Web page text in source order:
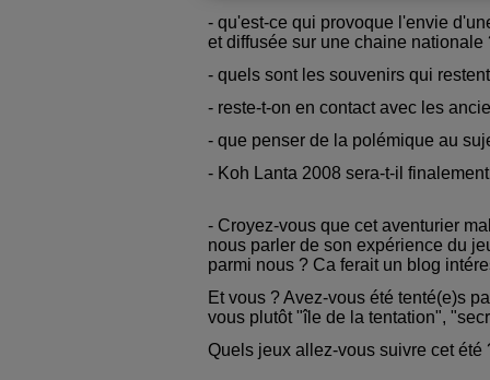
- qu'est-ce qui provoque l'envie
et diffusée sur une chaine nationale
- quels sont les souvenirs qui
- reste-t-on en contact avec les
- que penser de la polémique au
- Koh Lanta 2008 sera-t-il
- Croyez-vous que cet aventurier
nous parler de son expérience du
parmi nous ? Ca ferait un blog
Et vous ? Avez-vous été tenté(e)s
vous plutôt "île de la tentation",
Quels jeux allez-vous suivre cet été